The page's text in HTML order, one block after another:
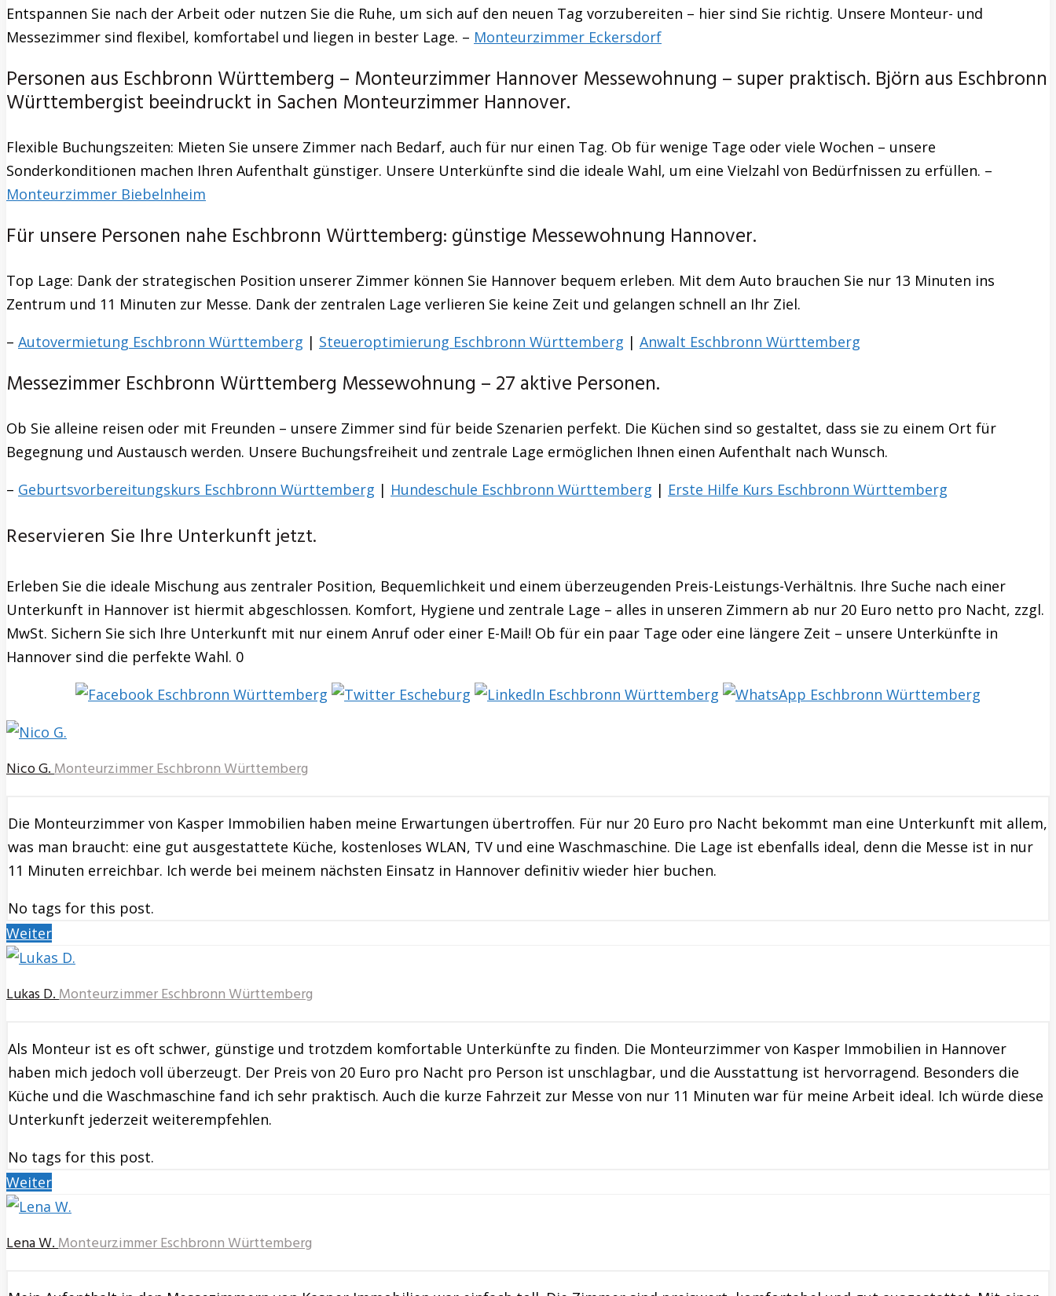
Entspannen Sie nach der Arbeit oder nutzen Sie die Ruhe, um sich auf den neuen Tag vorzubereiten – hier sind Sie richtig. Unsere Monteur- und
Messezimmer sind flexibel, komfortabel und liegen in bester Lage. – Monteurzimmer Eckersdorf
Personen aus Eschbronn Württemberg – Monteurzimmer Hannover Messewohnung – super praktisch. Björn aus Eschbronn
Württembergist beeindruckt in Sachen Monteurzimmer Hannover.
Flexible Buchungszeiten: Mieten Sie unsere Zimmer nach Bedarf, auch für nur einen Tag. Ob für wenige Tage oder viele Wochen – unsere
Sonderkonditionen machen Ihren Aufenthalt günstiger. Unsere Unterkünfte sind die ideale Wahl, um eine Vielzahl von Bedürfnissen zu erfüllen. –
Monteurzimmer Biebelnheim
Für unsere Personen nahe Eschbronn Württemberg: günstige Messewohnung Hannover.
Top Lage: Dank der strategischen Position unserer Zimmer können Sie Hannover bequem erleben. Mit dem Auto brauchen Sie nur 13 Minuten ins
Zentrum und 11 Minuten zur Messe. Dank der zentralen Lage verlieren Sie keine Zeit und gelangen schnell an Ihr Ziel.
– Autovermietung Eschbronn Württemberg | Steueroptimierung Eschbronn Württemberg | Anwalt Eschbronn Württemberg
Messezimmer Eschbronn Württemberg Messewohnung – 27 aktive Personen.
Ob Sie alleine reisen oder mit Freunden – unsere Zimmer sind für beide Szenarien perfekt. Die Küchen sind so gestaltet, dass sie zu einem Ort für
Begegnung und Austausch werden. Unsere Buchungsfreiheit und zentrale Lage ermöglichen Ihnen einen Aufenthalt nach Wunsch.
– Geburtsvorbereitungskurs Eschbronn Württemberg | Hundeschule Eschbronn Württemberg | Erste Hilfe Kurs Eschbronn Württemberg
Reservieren Sie Ihre Unterkunft jetzt.
Erleben Sie die ideale Mischung aus zentraler Position, Bequemlichkeit und einem überzeugenden Preis-Leistungs-Verhältnis. Ihre Suche nach einer
Unterkunft in Hannover ist hiermit abgeschlossen. Komfort, Hygiene und zentrale Lage – alles in unseren Zimmern ab nur 20 Euro netto pro Nacht, zzgl.
MwSt. Sichern Sie sich Ihre Unterkunft mit nur einem Anruf oder einer E-Mail! Ob für ein paar Tage oder eine längere Zeit – unsere Unterkünfte in
Hannover sind die perfekte Wahl. 0
Nico G.Monteurzimmer Eschbronn Württemberg
Die Monteurzimmer von Kasper Immobilien haben meine Erwartungen übertroffen. Für nur 20 Euro pro Nacht bekommt man eine Unterkunft mit allem,
was man braucht: eine gut ausgestattete Küche, kostenloses WLAN, TV und eine Waschmaschine. Die Lage ist ebenfalls ideal, denn die Messe ist in nur
11 Minuten erreichbar. Ich werde bei meinem nächsten Einsatz in Hannover definitiv wieder hier buchen.
No tags for this post.
Weiter
Lukas D.Monteurzimmer Eschbronn Württemberg
Als Monteur ist es oft schwer, günstige und trotzdem komfortable Unterkünfte zu finden. Die Monteurzimmer von Kasper Immobilien in Hannover
haben mich jedoch voll überzeugt. Der Preis von 20 Euro pro Nacht pro Person ist unschlagbar, und die Ausstattung ist hervorragend. Besonders die
Küche und die Waschmaschine fand ich sehr praktisch. Auch die kurze Fahrzeit zur Messe von nur 11 Minuten war für meine Arbeit ideal. Ich würde diese
Unterkunft jederzeit weiterempfehlen.
No tags for this post.
Weiter
Lena W.Monteurzimmer Eschbronn Württemberg